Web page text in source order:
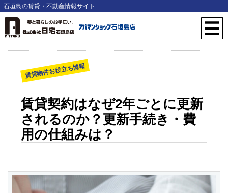
石垣島の賃貸・不動産情報サイト
賃貸物件お役立ち情報
賃貸契約はなぜ2年ごとに更新
されるのか？更新手続き・費
用の仕組みは？